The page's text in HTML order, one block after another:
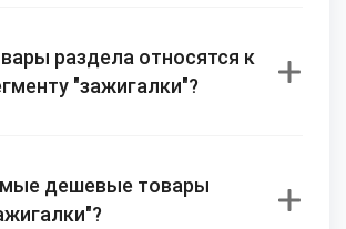
раздела относятся к
"зажигалки"?
дешевые товары